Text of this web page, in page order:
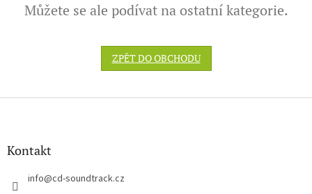
Můžete se ale podívat na ostatní kategorie.
ZPĚT DO OBCHODU
Z
Kontakt
info@cd-soundtrack.cz